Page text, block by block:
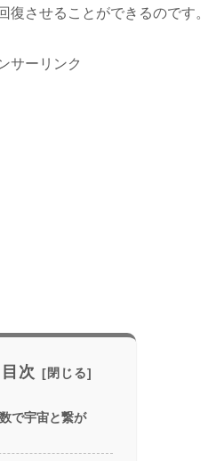
復させることができるのです。
サーリンク
目次
で宇宙と繋が